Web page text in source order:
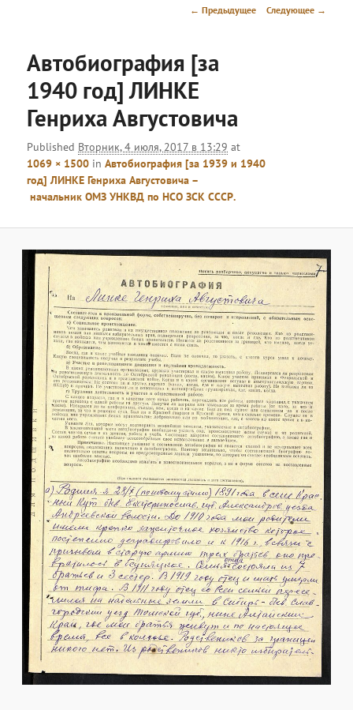
Навигация
← Предыдущее Следующее →
Автобиография [за
1940 год] ЛИНКЕ
Генриха Августовича
Published Вторник, 4 июля, 2017 в 13:29 at
1069 × 1500 inАвтобиография [за 1939 и 1940
год] ЛИНКЕ Генриха Августовича –
начальник ОМЗ УНКВД по НСО ЗСК СССР.